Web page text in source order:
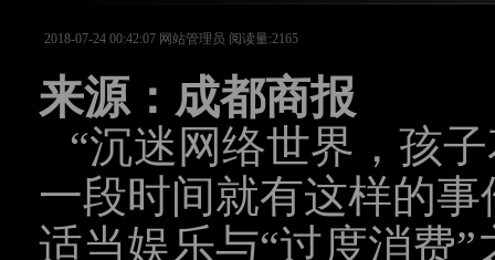
2018-07-24 00:42:07 网站管理员 阅读量:2165
来源：成都商报
“沉迷网络世界，孩
一段时间就有这样的
适当娱乐与“过度消费